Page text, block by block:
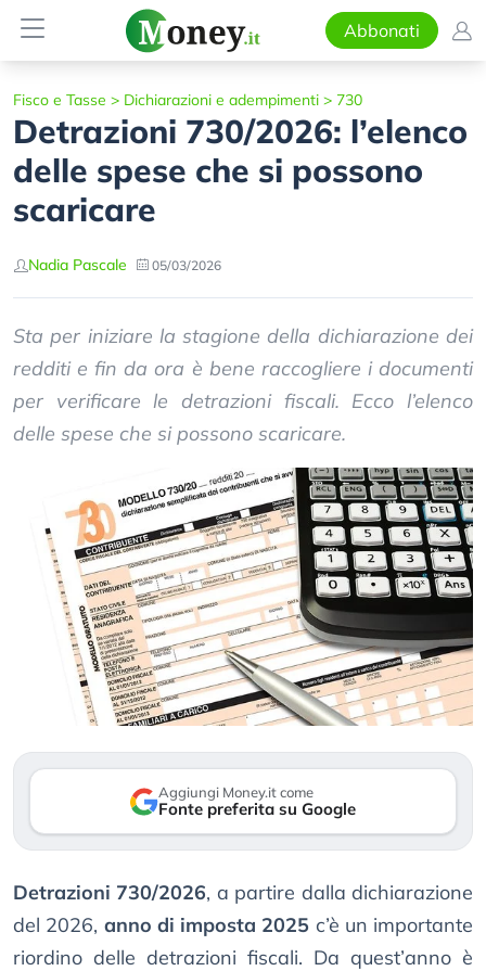
Abbonati
Fisco e Tasse > Dichiarazioni e adempimenti > 730
Detrazioni 730/2026: l’elenco
delle spese che si possono
scaricare
Nadia Pascale 05/03/2026
Sta per iniziare la stagione della dichiarazione dei
redditi e fin da ora è bene raccogliere i documenti
per verificare le detrazioni fiscali. Ecco l’elenco
delle spese che si possono scaricare.
Aggiungi Money.it come
Fonte preferita su Google
Detrazioni 730/2026, a partire dalla dichiarazione
del 2026, anno di imposta 2025 c’è un importante
riordino delle detrazioni fiscali. Da quest’anno è